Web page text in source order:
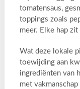
tomatensaus,
toppings zoals
meer. Elke hap
Wat deze lokale
toewijding aan
ingrediënten van
met